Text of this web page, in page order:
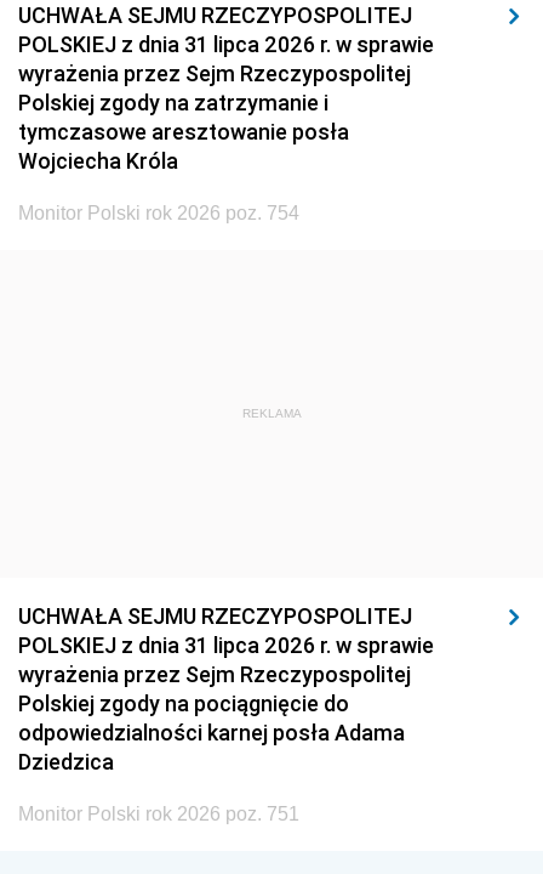
UCHWAŁA SEJMU RZECZYPOSPOLITEJ
POLSKIEJ z dnia 31 lipca 2026 r. w sprawie
wyrażenia przez Sejm Rzeczypospolitej
Polskiej zgody na zatrzymanie i
tymczasowe aresztowanie posła
Wojciecha Króla
Monitor Polski rok 2026 poz. 754
REKLAMA
UCHWAŁA SEJMU RZECZYPOSPOLITEJ
POLSKIEJ z dnia 31 lipca 2026 r. w sprawie
wyrażenia przez Sejm Rzeczypospolitej
Polskiej zgody na pociągnięcie do
odpowiedzialności karnej posła Adama
Dziedzica
Monitor Polski rok 2026 poz. 751